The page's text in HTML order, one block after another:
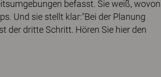
befasst. Sie weiß, wovon
Und sie stellt klar:"Bei der Planung
der dritte Schritt. Hören Sie hier den